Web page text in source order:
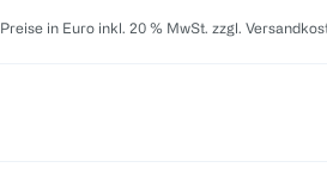
Preise in Euro inkl. 20 % MwSt. zzgl.